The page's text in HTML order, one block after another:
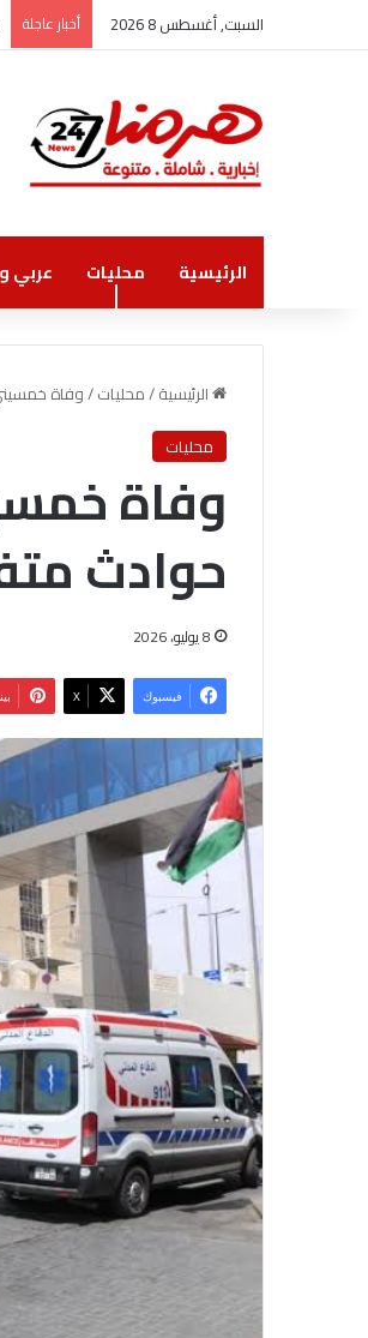
السبت, أغسطس 8 2026 أخبار عاجلة
الرئيسية محليات عربي
الرئيسية/محليات/وفاة
محليات
وفاة
حوادث
8 يوليو، 2026
فيسبوك ‫X